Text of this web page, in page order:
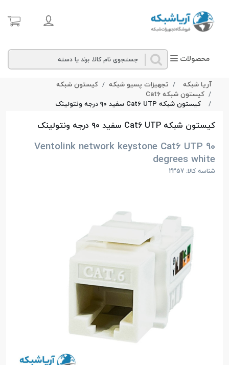
محصولات
آریا شبکه تجهیزات پسیو شبکه
کیستون شبکه
کیستون شبکه Cat6
کیستون شبکه Cat6 UTP سفید ۹۰ درجه ونتولینک
کیستون شبکه Cat6 UTP سفید ۹۰ درجه ونتولینک
Ventolink network keystone Cat6 UTP 90
degrees white
شناسه کالا: 2357